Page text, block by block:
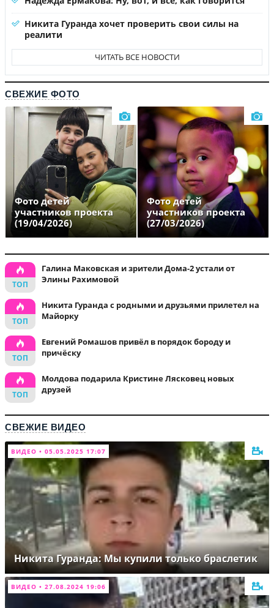
Никита Гуранда хочет проверить свои силы на
реалити
ЧИТАТЬ ВСЕ НОВОСТИ
СВЕЖИЕ ФОТО
Фото детей
участников проекта
(19/04/2026)
Фото детей
участников проекта
(27/03/2026)
Галина Маковская и зрители Дома-2 устали от
Элины Рахимовой
Никита Гуранда с родными и друзьями прилетел на
Майорку
Евгений Ромашов привёл в порядок бороду и
причёску
Молдова подарила Кристине Лясковец новых
друзей
СВЕЖИЕ ВИДЕО
ВИДЕО • 05.05.2025 17:07
Никита Гуранда: Мы купили только браслетик
ВИДЕО • 27.08.2024 19:06